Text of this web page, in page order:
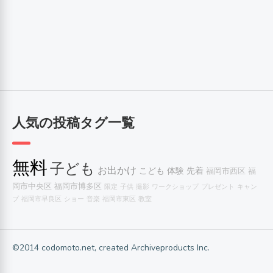
人気の投稿タグ一覧
無料子ども お出かけ こども 体験 先着 福岡市西区 福
岡市中央区 福岡市博多区 限定 子供 撮影 ワークショップ プレゼント キャン
プ 福岡市早良区 ショー 音楽 福岡市東区 教室
©2014 codomoto.net, created Archiveproducts Inc.